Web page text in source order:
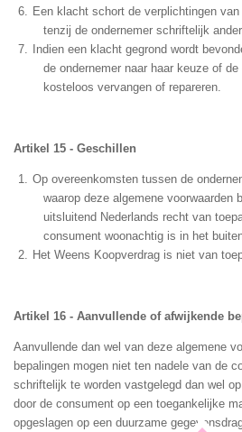
Een klacht schort de verplichtingen
tenzij de ondernemer schriftelijk
Indien een klacht gegrond wordt
de ondernemer naar haar keuze of
kosteloos vervangen of repareren.
Artikel 15 - Geschillen
Op overeenkomsten tussen de
waarop deze algemene voorwaarden
uitsluitend Nederlands recht van
consument woonachtig is in het
Het Weens Koopverdrag is niet van
Artikel 16 - Aanvullende of afwijkende
Aanvullende dan wel van deze algemene
bepalingen mogen niet ten nadele van de
schriftelijk te worden vastgelegd dan wel
door de consument op een toegankelijke
opgeslagen op een duurzame